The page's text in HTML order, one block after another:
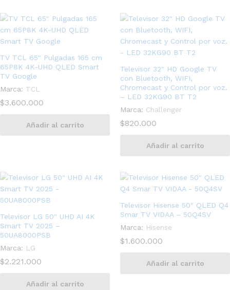
TV TCL 65″ Pulgadas 165 cm
65P8K 4K-UHD QLED Smart
TV Google
Marca: TCL
$3.600.000
Añadir al carrito
Televisor 32″ HD Google TV
con Bluetooth, WIFI,
Chromecast y Control por voz.
– LED 32KG90 BT T2
Marca: Challenger
$820.000
Añadir al carrito
Televisor LG 50″ UHD AI 4K
Smart TV 2025 –
50UA8000PSB
Marca: LG
$2.221.000
Añadir al carrito
Televisor Hisense 50″ QLED Q4
Smar TV VIDAA – 50Q4SV
Marca: Hisense
$1.600.000
Añadir al carrito